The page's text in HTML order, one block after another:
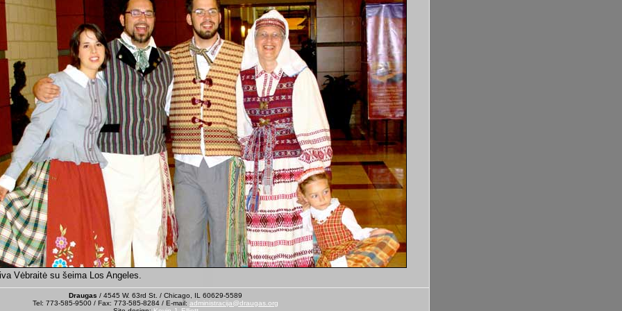
Vėbraitė su šeima Los Angeles.
Draugas / 4545 W. 63rd St. / Chicago, IL 60629-5589
Tel: 773-585-9500 / Fax: 773-585-8284 / E-mail: administracija@draugas.org